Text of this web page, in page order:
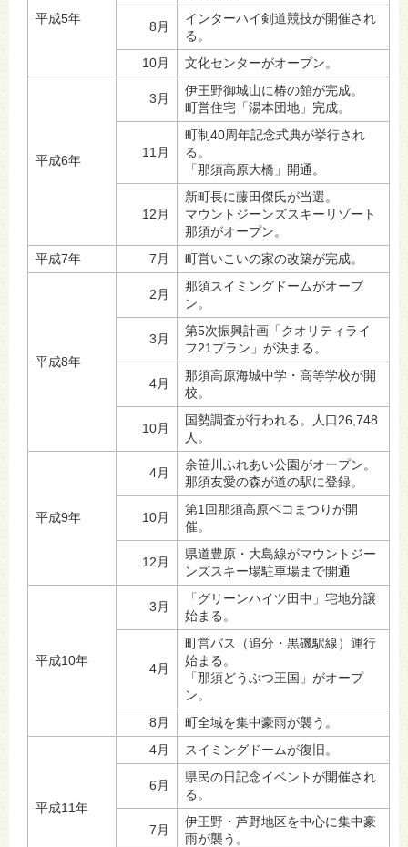
平成5年
8月
インターハイ剣道競技が開催され
る。
10月
文化センターがオープン。
平成6年
3月
伊王野御城山に椿の館が完成。
町営住宅「湯本団地」完成。
11月
町制40周年記念式典が挙行され
る。
「那須高原大橋」開通。
12月
新町長に藤田傑氏が当選。
マウントジーンズスキーリゾート
那須がオープン。
平成7年
7月 町営いこいの家の改築が完成。
平成8年
2月
那須スイミングドームがオープ
ン。
3月
第5次振興計画「クオリティライ
フ21プラン」が決まる。
4月
那須高原海城中学・高等学校が開
校。
10月
国勢調査が行われる。人口26,748
人。
平成9年
4月
余笹川ふれあい公園がオープン。
那須友愛の森が道の駅に登録。
10月
第1回那須高原ベコまつりが開
催。
12月
県道豊原・大島線がマウントジー
ンズスキー場駐車場まで開通
平成10年
3月
「グリーンハイツ田中」宅地分譲
始まる。
4月
町営バス（追分・黒磯駅線）運行
始まる。
「那須どうぶつ王国」がオープ
ン。
8月
町全域を集中豪雨が襲う。
平成11年
4月 スイミングドームが復旧。
6月
県民の日記念イベントが開催され
る。
7月
伊王野・芦野地区を中心に集中豪
雨が襲う。